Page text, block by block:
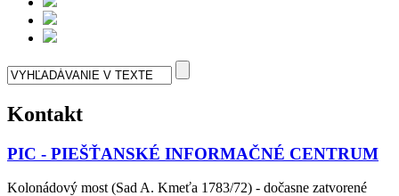
Kontakt
PIC - PIEŠŤANSKÉ INFORMAČNÉ CENTRUM
Kolonádový most (Sad A. Kmeťa 1783/72) - dočasne zatvorené